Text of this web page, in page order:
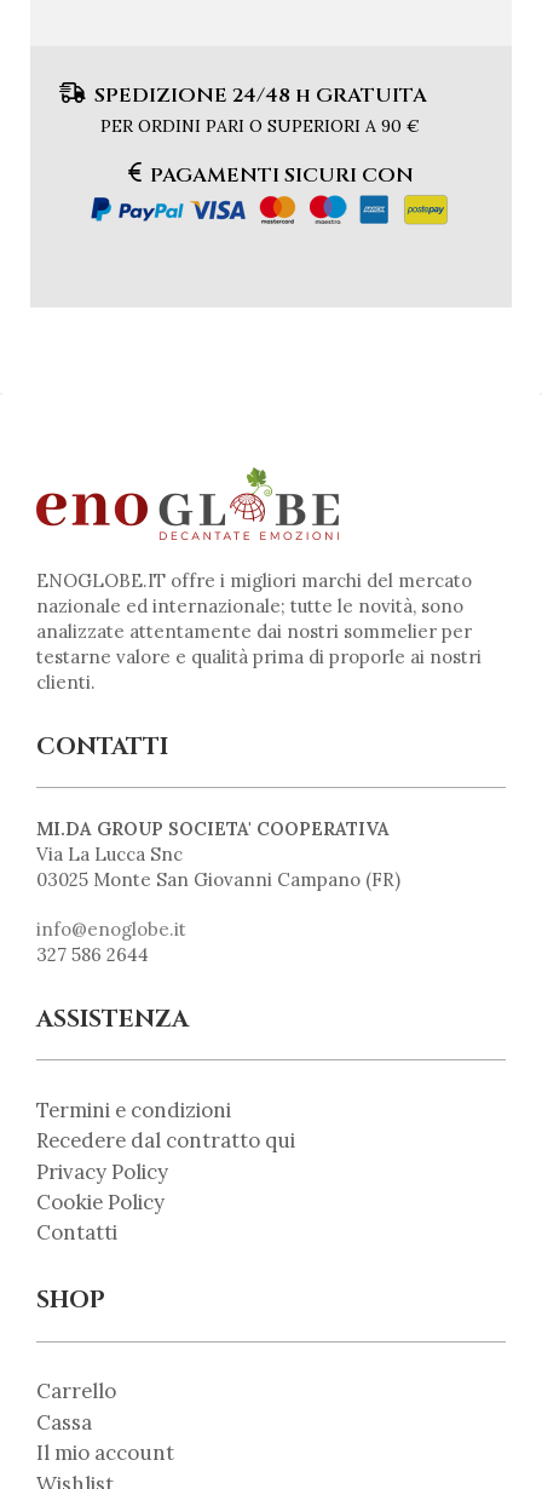
SPEDIZIONE 24/48 h GRATUITA
PER ORDINI PARI O SUPERIORI A 90 €
PAGAMENTI SICURI CON
ENOGLOBE.IT offre i migliori marchi del mercato
nazionale ed internazionale; tutte le novità, sono
analizzate attentamente dai nostri sommelier per
testarne valore e qualità prima di proporle ai nostri
clienti.
CONTATTI
MI.DA GROUP SOCIETA' COOPERATIVA
Via La Lucca Snc
03025 Monte San Giovanni Campano (FR)
info@enoglobe.it
327 586 2644
ASSISTENZA
Termini e condizioni
Recedere dal contratto qui
Privacy Policy
Cookie Policy
Contatti
SHOP
Carrello
Cassa
Il mio account